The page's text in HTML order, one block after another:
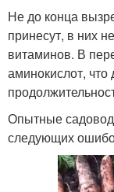
Не до конца
принесут, в них
витаминов. В
аминокислот,
Опытные
следующих